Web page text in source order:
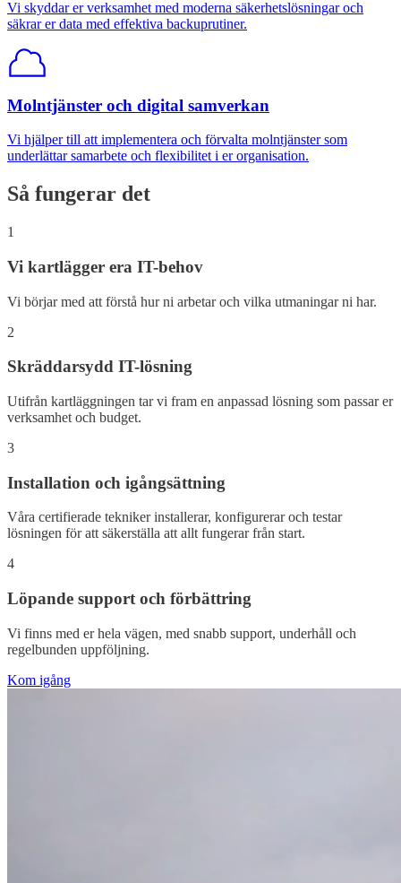
Vi skyddar er verksamhet med moderna säkerhetslösningar och
säkrar er data med effektiva backuprutiner.
Molntjänster och digital samverkan
Vi hjälper till att implementera och förvalta molntjänster som
underlättar samarbete och flexibilitet i er organisation.
Så fungerar det
1
Vi kartlägger era IT-behov
Vi börjar med att förstå hur ni arbetar och vilka utmaningar ni har.
2
Skräddarsydd IT-lösning
Utifrån kartläggningen tar vi fram en anpassad lösning som passar er
verksamhet och budget.
3
Installation och igångsättning
Våra certifierade tekniker installerar, konfigurerar och testar
lösningen för att säkerställa att allt fungerar från start.
4
Löpande support och förbättring
Vi finns med er hela vägen, med snabb support, underhåll och
regelbunden uppföljning.
Kom igång